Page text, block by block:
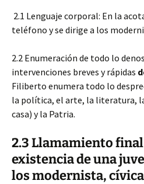
2.1 Lenguaje corporal: En la
teléfono y se dirige a los
2.2 Enumeración de todo lo
intervenciones breves y rápidas
Filiberto enumera todo lo
la política, el arte, la literatura,
casa) y la Patria.
2.3 Llamamiento final
existencia de una
los modernista,